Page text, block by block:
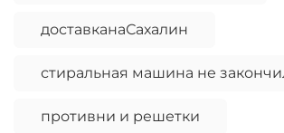
доставканаСахалин
стиральная машина не
противни и решетки